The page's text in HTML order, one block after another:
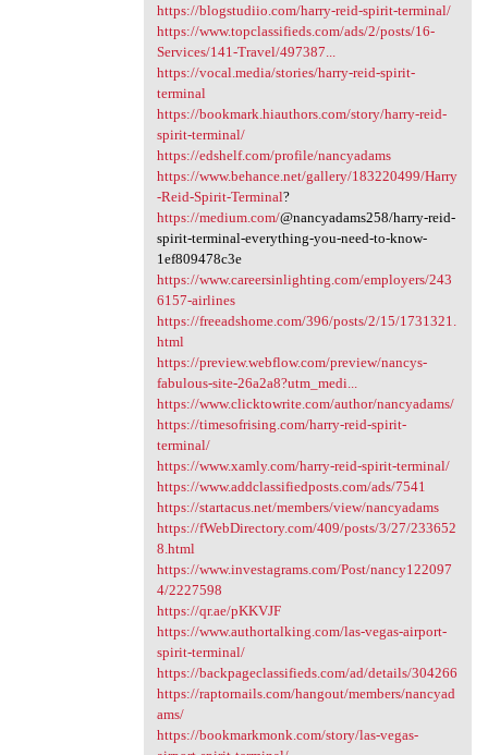
https://blogstudiio.com/harry-reid-spirit-terminal/
https://www.topclassifieds.com/ads/2/posts/16-
Services/141-Travel/497387...
https://vocal.media/stories/harry-reid-spirit-
terminal
https://bookmark.hiauthors.com/story/harry-reid-
spirit-terminal/
https://edshelf.com/profile/nancyadams
https://www.behance.net/gallery/183220499/Harry
-Reid-Spirit-Terminal?
https://medium.com/@nancyadams258/harry-reid-
spirit-terminal-everything-you-need-to-know-
1ef809478c3e
https://www.careersinlighting.com/employers/243
6157-airlines
https://freeadshome.com/396/posts/2/15/1731321.
html
https://preview.webflow.com/preview/nancys-
fabulous-site-26a2a8?utm_medi...
https://www.clicktowrite.com/author/nancyadams/
https://timesofrising.com/harry-reid-spirit-
terminal/
https://www.xamly.com/harry-reid-spirit-terminal/
https://www.addclassifiedposts.com/ads/7541
https://startacus.net/members/view/nancyadams
https://fWebDirectory.com/409/posts/3/27/233652
8.html
https://www.investagrams.com/Post/nancy122097
4/2227598
https://qr.ae/pKKVJF
https://www.authortalking.com/las-vegas-airport-
spirit-terminal/
https://backpageclassifieds.com/ad/details/304266
https://raptornails.com/hangout/members/nancyad
ams/
https://bookmarkmonk.com/story/las-vegas-